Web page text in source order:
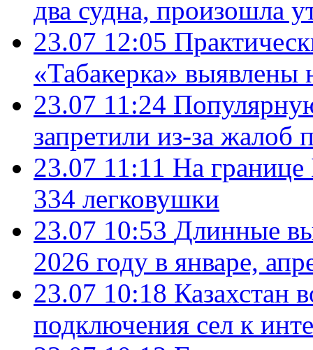
два судна, произошла
23.07 12:05
«Табакерка»
23.07 11:24
запретили из-за жалоб
23.07 11:11 На границе
334 легковушки
23.07 10:53 Длинные
2026 году в январе,
23.07 10:18 Казахстан
подключения сел к